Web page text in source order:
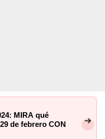
MIRA qué
de febrero CON